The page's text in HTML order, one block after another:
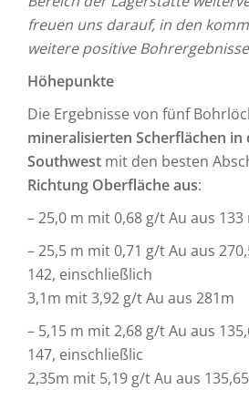
freuen uns darauf, in den
weitere positive
Höhepunkte
Die Ergebnisse von fünf
mineralisierten Scherflächen in
Southwest mit den besten
Richtung Oberfläche aus:
– 25,0 m mit 0,68 g/t Au aus
– 25,5 m mit 0,71 g/t Au aus
142, einschließlich
3,1m mit 3,92 g/t Au aus 281m
– 5,15 m mit 2,68 g/t Au aus
147, einschließlic
2,35m mit 5,19 g/t Au aus